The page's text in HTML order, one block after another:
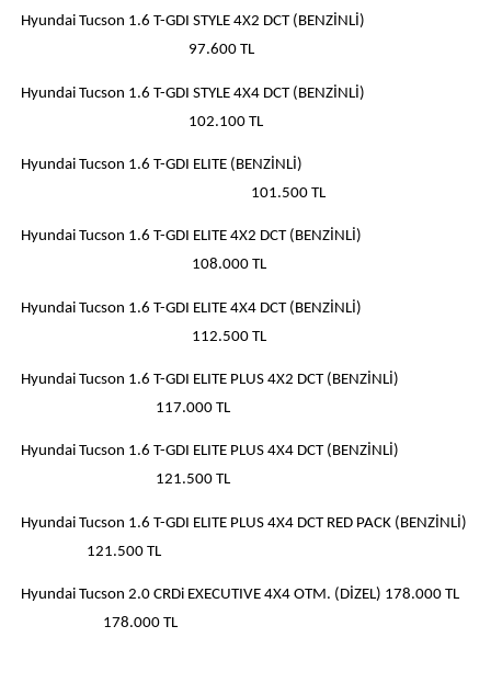
Hyundai Tucson 1.6 T-GDI STYLE 4X2 DCT (BENZİNLİ)
97.600 TL
Hyundai Tucson 1.6 T-GDI STYLE 4X4 DCT (BENZİNLİ)
102.100 TL
Hyundai Tucson 1.6 T-GDI ELITE (BENZİNLİ)
101.500 TL
Hyundai Tucson 1.6 T-GDI ELITE 4X2 DCT (BENZİNLİ)
108.000 TL
Hyundai Tucson 1.6 T-GDI ELITE 4X4 DCT (BENZİNLİ)
112.500 TL
Hyundai Tucson 1.6 T-GDI ELITE PLUS 4X2 DCT (BENZİNLİ)
117.000 TL
Hyundai Tucson 1.6 T-GDI ELITE PLUS 4X4 DCT (BENZİNLİ)
121.500 TL
Hyundai Tucson 1.6 T-GDI ELITE PLUS 4X4 DCT RED PACK (BENZİNLİ)
121.500 TL
Hyundai Tucson 2.0 CRDi EXECUTIVE 4X4 OTM. (DİZEL) 178.000 TL
178.000 TL